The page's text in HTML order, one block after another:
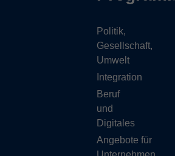
Politik,
Gesellschaft,
Umwelt
Integration
Beruf
und
Digitales
Angebote für